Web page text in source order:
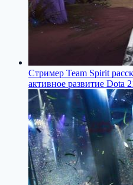
Стример Team Spirit
активное развитие Dota 2